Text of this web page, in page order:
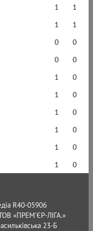
1
1
1
1
0
0
0
0
1
0
1
0
1
0
1
0
1
0
1 0
R40-05906
«ПРЕМ’ЄР-ЛІГА.»
23-Б